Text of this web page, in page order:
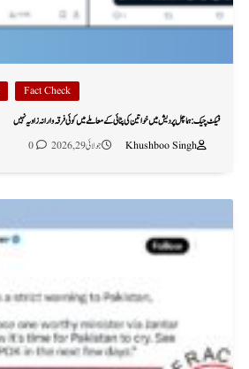
Fact Check
فیکٹ چیک: ہماچل پردیش میں خواتین کی پٹائی کے معاملے میں کوئی فرقہ وارانہ زاویہ نہیں
Khushboo Singh
جولائی 29, 2026 0